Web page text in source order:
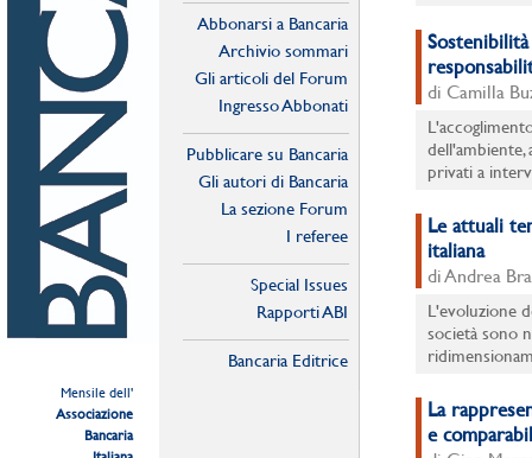
Mensile dell'
Associazione
Bancaria
Abbonarsi a Bancaria
Archivio sommari
Gli articoli del Forum
Ingresso Abbonati
Pubblicare su Bancaria
Gli autori di Bancaria
La sezione Forum
I referee
Special Issues
Rapporti ABI
Bancaria Editrice
di Camilla
dell'ambiente,
privati a
Le attuali
italiana
di Andrea
L'evoluzione
società sono
La
e